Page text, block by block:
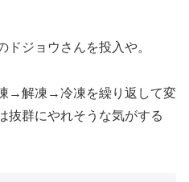
ドジョウさんを投入や。
→解凍→冷凍を繰り返して変
抜群にやれそうな気がする